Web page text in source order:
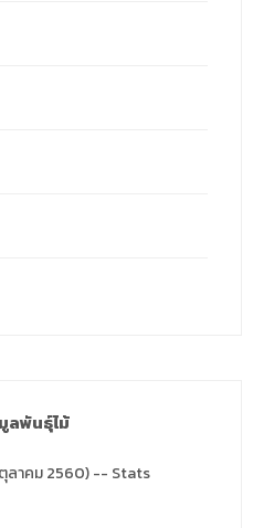
ลพันธุ์ไม้
ลาคม 2560) -- Stats